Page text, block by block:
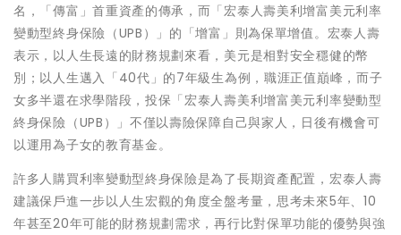
名，「傳富」首重資產的傳承，而「宏泰人壽美利增富美元利率
變動型終身保險（UPB）」的「增富」則為保單增值。宏泰人壽
表示，以人生長遠的財務規劃來看，美元是相對安全穩健的幣
別；以人生邁入「40代」的7年級生為例，職涯正值巔峰，而子
女多半還在求學階段，投保「宏泰人壽美利增富美元利率變動型
終身保險（UPB）」不僅以壽險保障自己與家人，日後有機會可
以運用為子女的教育基金。
許多人購買利率變動型終身保險是為了長期資產配置，宏泰人壽
建議保戶進一步以人生宏觀的角度全盤考量，思考未來5年、10
年甚至20年可能的財務規劃需求，再行比對保單功能的優勢與強